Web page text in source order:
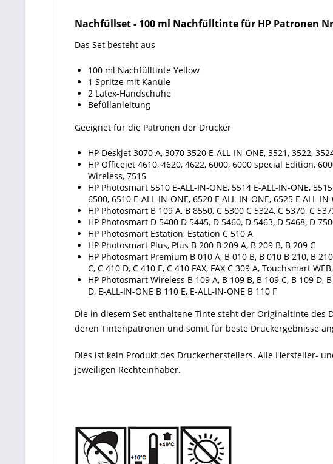
Nachfüllset- 100 ml Nachfülltinte für HP Patronen
Das Set besteht aus
100 ml Nachfülltinte Yellow
1 Spritze mit Kanüle
2 Latex-Handschuhe
Befüllanleitung
Geeignet für die Patronen der Drucker
HP Deskjet 3070 A, 3070 3520 E-ALL-IN-ONE, 3521, 3522,
HP Officejet 4610, 4620, 4622, 6000, 6000 special Edition,
Wireless, 7515
HP Photosmart 5510 E-ALL-IN-ONE, 5514 E-ALL-IN-ONE,
6500, 6510 E-ALL-IN-ONE, 6520 E ALL-IN-ONE, 6525 E ALL-
HP Photosmart B 109 A, B 8550, C 5300 C 5324, C 5370, C
HP Photosmart D 5400 D 5445, D 5460, D 5463, D 5468, D
HP Photosmart Estation, Estation C 510 A
HP Photosmart Plus, Plus B 200 B 209 A, B 209 B, B 209 C
HP Photosmart Premium B 010 A, B 010 B, B 010 B 210, B
C, C 410 D, C 410 E, C 410 FAX, FAX C 309 A, Touchsmart
HP Photosmart Wireless B 109 A, B 109 B, B 109 C, B 109 D,
D, E-ALL-IN-ONE B 110 E, E-ALL-IN-ONE B 110 F
Die in diesem Set enthaltene Tinte steht der Originaltinte des
deren Tintenpatronen und somit für beste Druckergebnisse
Dies ist kein Produkt des Druckerherstellers. Alle Hersteller-
jeweiligen Rechteinhaber.